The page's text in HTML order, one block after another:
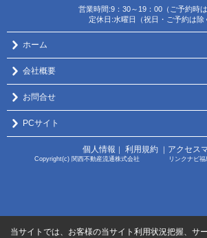
営業時間:9：30～19：00（ご予約時は
定休日:水曜日（祝日・ご予約は除
ホーム
会社概要
お問合せ
PCサイト
個人情報 ｜ 利用規約 ｜ アクセス
Copyright(c) 関西不動産流通株式会社 リンクナビ福島
当サイトでは、お客様の当サイト利用状況把握、サ